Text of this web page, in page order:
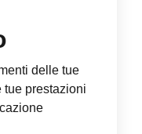
delle tue
tue prestazioni